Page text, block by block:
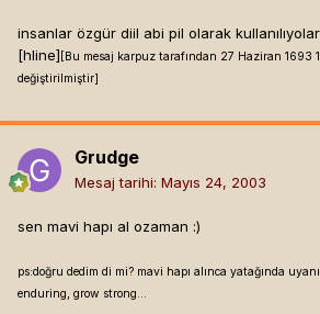
insanlar özgür diil abi pil olarak
[hline] [Bu mesaj karpuz tarafından 27 Haziran 1693
değiştirilmiştir]
Grudge
Mesaj tarihi: Mayıs 24, 2003
sen mavi hapı al ozaman :)
ps:doğru dedim di mi? mavi hapı alınca yatağında
enduring, grow strong...